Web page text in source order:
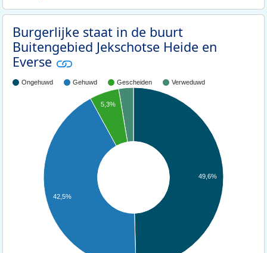
Burgerlijke staat in de buurt
Buitengebied Jekschotse Heide en
Everse
Ongehuwd Gehuwd Gescheiden Verweduwd
49,6%
5,3%
42,5%